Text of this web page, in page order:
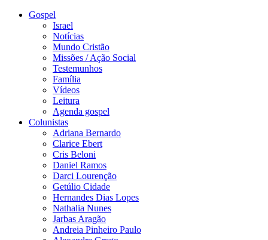
Gospel
Israel
Notícias
Mundo Cristão
Missões / Ação Social
Testemunhos
Família
Vídeos
Leitura
Agenda gospel
Colunistas
Adriana Bernardo
Clarice Ebert
Cris Beloni
Daniel Ramos
Darci Lourenção
Getúlio Cidade
Hernandes Dias Lopes
Nathalia Nunes
Jarbas Aragão
Andreia Pinheiro Paulo